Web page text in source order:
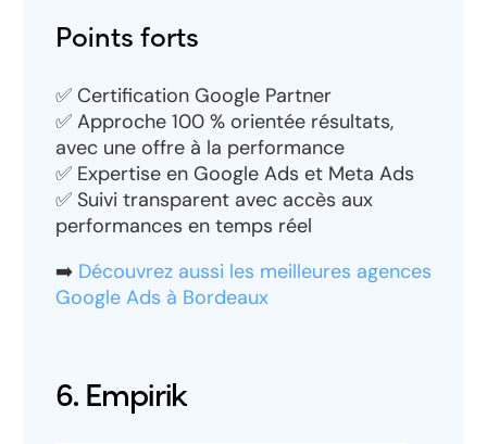
Points forts
✅ Certification Google Partner
✅ Approche 100 % orientée résultats,
avec une offre à la performance
✅ Expertise en Google Ads et Meta Ads
✅ Suivi transparent avec accès aux
performances en temps réel
➡️ Découvrez aussi les meilleures agences
Google Ads à Bordeaux
6. Empirik